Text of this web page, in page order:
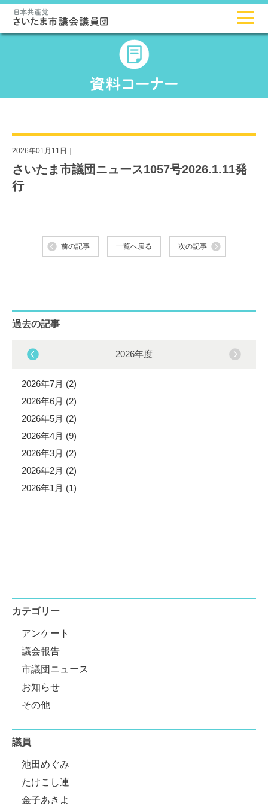
2026年01月11日｜
さいたま市議団ニュース1057号2026.1.11発
行
前の記事 一覧へ戻る 次の記事
過去の記事
2026年度
2026年7月 (2)
2026年6月 (2)
2026年5月 (2)
2026年4月 (9)
2026年3月 (2)
2026年2月 (2)
2026年1月 (1)
カテゴリー
アンケート
議会報告
市議団ニュース
お知らせ
その他
議員
池田めぐみ
たけこし連
金子あきよ